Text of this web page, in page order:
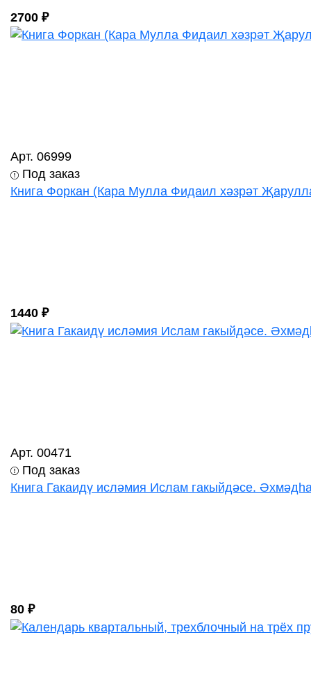
2700 ₽
Арт. 06999
Под заказ
Книга Форкан (Кара Мулла Фидаил хәзрәт
1440 ₽
Арт. 00471
Под заказ
Книга Гакаидү исләмия Ислам гакыйдәсе.
80 ₽